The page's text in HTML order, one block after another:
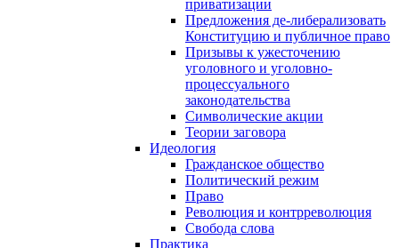
приватизации
Предложения де-либерализовать
Конституцию и публичное право
Призывы к ужесточению
уголовного и уголовно-
процессуального
законодательства
Символические акции
Теории заговора
Идеология
Гражданское общество
Политический режим
Право
Революция и контрреволюция
Свобода слова
Практика